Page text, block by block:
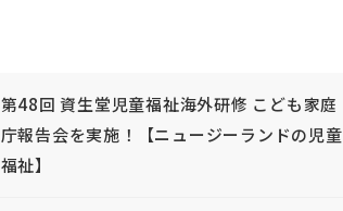
第48回 資生堂児童福祉海外研修 こども家庭
庁報告会を実施！【ニュージーランドの児童
福祉】